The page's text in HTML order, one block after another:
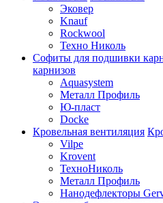
Эковер
Knauf
Rockwool
Техно Николь
Софиты для подшивки
карнизов
Aquasystem
Металл Профиль
Ю-пласт
Docke
Кровельная вентиляция
Vilpe
Krovent
ТехноНиколь
Металл Профиль
Нанодефлекторы